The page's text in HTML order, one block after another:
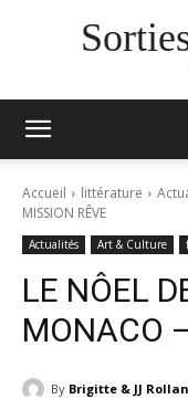
Accueil littérature
MISSION RÊVE
Actualités Art & Culture
LE NÔEL
MONACO
By Brigitte & JJ